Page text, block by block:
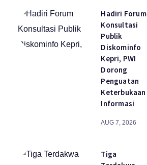
Hadiri Forum
Konsultasi
Publik
Diskominfo
Kepri, PWI
Dorong
Penguatan
Keterbukaan
Informasi
AUG 7, 2026
Tiga